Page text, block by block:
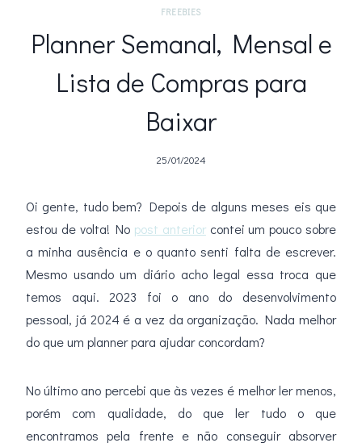
FREEBIES
Planner Semanal, Mensal e
Lista de Compras para
Baixar
25/01/2024
Oi gente, tudo bem? Depois de alguns meses eis que
estou de volta! No post anteriorcontei um pouco sobre
a minha ausência e o quanto senti falta de escrever.
Mesmo usando um diário acho legal essa troca que
temos aqui. 2023 foi o ano do desenvolvimento
pessoal, já 2024 é a vez da organização. Nada melhor
do que um planner para ajudar concordam?
No último ano percebi que às vezes é melhor ler menos,
porém com qualidade, do que ler tudo o que
encontramos pela frente e não conseguir absorver